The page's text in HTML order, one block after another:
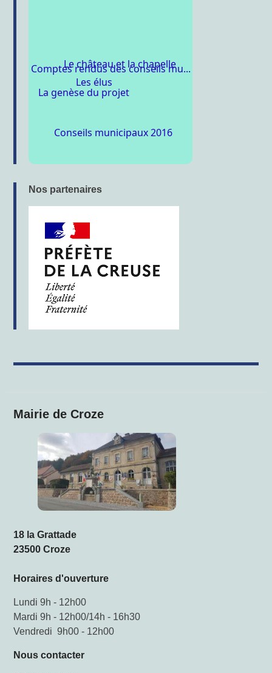
Conseils municipaux 2016
La genèse du projet
Les élus
Le château et la chapelle
Nos partenaires
Mairie de Croze
18 la Grattade
23500 Croze
Horaires d'ouverture
Lundi 9h - 12h00
Mardi 9h - 12h00/14h - 16h30
Vendredi 9h00 - 12h00
Nous contacter